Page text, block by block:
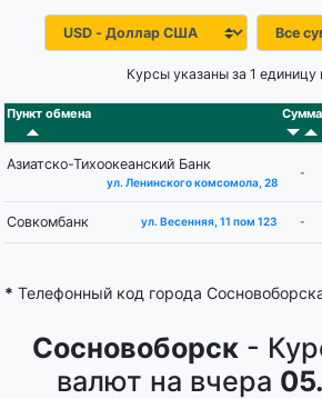
Курсы указаны за 1
Пункт обмена Сумма
Азиатско-Тихоокеанский Банк
ул. Ленинского комсомола, 28
-
Совкомбанк ул. Весенняя, 11 пом 123 -
* Телефонный код города
Сосновоборск-
валют на вчера